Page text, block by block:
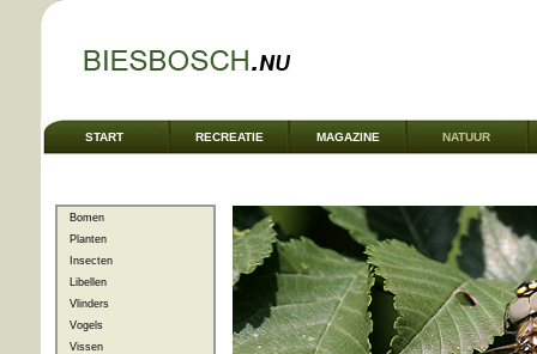
START RECREATIE MAGAZINE NATUUR
Bomen
Planten
Insecten
Libellen
Vlinders
Vogels
Vissen